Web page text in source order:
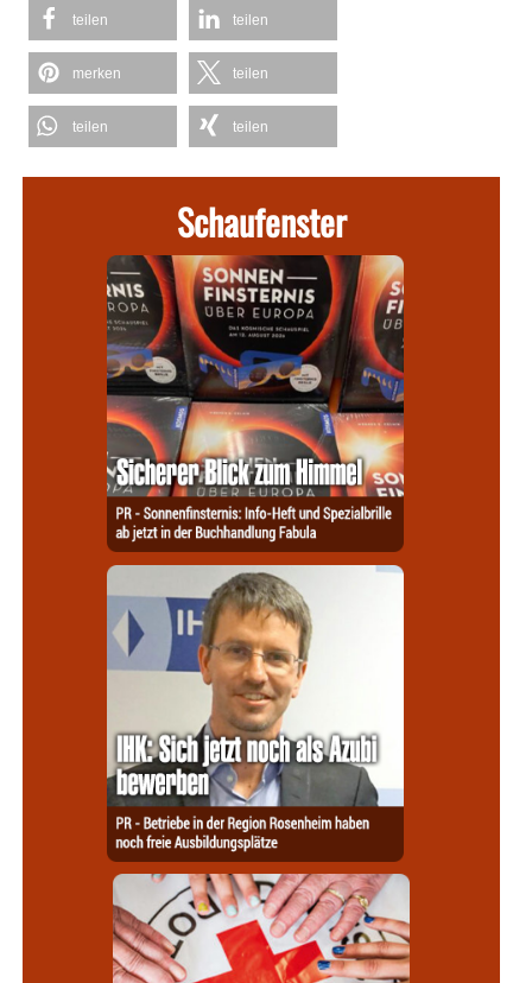
teilen teilen
merken teilen
teilen teilen
Schaufenster